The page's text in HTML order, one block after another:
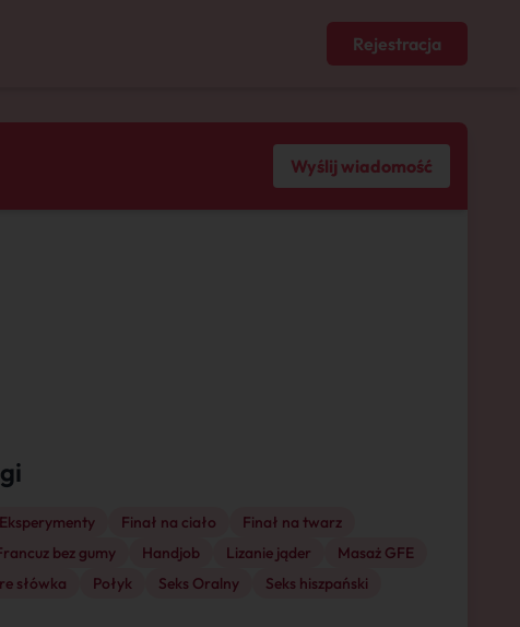
Rejestracja
Wyślij wiadomość
Eksperymenty Finał na ciało
Finał na twarz
bez gumy Handjob Lizanie jąder
Masaż GFE
słówka Połyk Seks Oralny
Seks hiszpański